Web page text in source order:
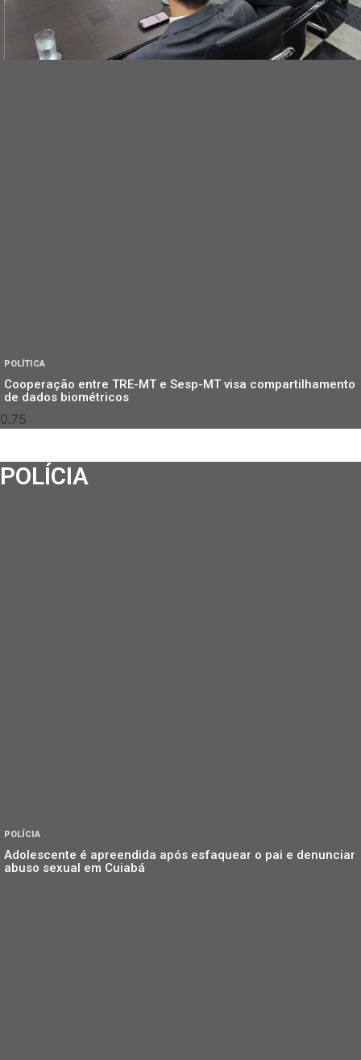
POLÍTICA
Cooperação entre TRE-MT e Sesp-MT visa compartilhamento
de dados biométricos
POLÍCIA
POLÍCIA
Adolescente é apreendida após esfaquear o pai e denunciar
abuso sexual em Cuiabá